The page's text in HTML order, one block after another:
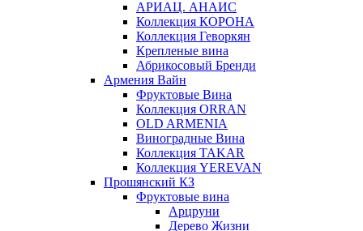
АРИАЦ. АНАИС
Коллекция КОРОНА
Коллекция Геворкян
Крепленые вина
Абрикосовый Бренди
Армения Вайн
Фруктовые Вина
Коллекция ORRAN
OLD ARMENIA
Виноградные Вина
Коллекция TAKAR
Коллекция YEREVAN
Прошянский КЗ
Фруктовые вина
Арцруни
Дерево Жизни